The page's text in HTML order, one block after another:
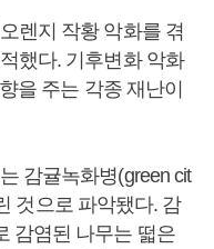
렌지 작황 악화를 겪
했다. 기후변화 악화
을 주는 각종 재난이
감귤녹화병(green cit
것으로 파악됐다. 감
감염된 나무는 떫은